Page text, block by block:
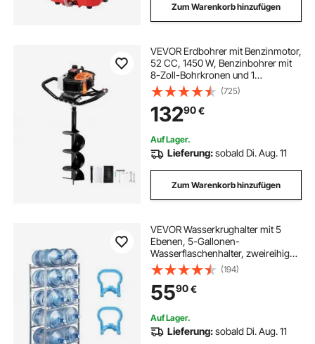
Zum Warenkorb hinzufügen
VEVOR Erdbohrer mit Benzinmotor,
52 CC, 1450 W, Benzinbohrer mit
8-Zoll-Bohrkronen und 1
Verlängerungsstange, Lochbohrer
für Pfostenzäune für Ackerland,
Gartenpflanzen, Orange+Schwarz
(725)
13290€
Auf Lager.
Lieferung:sobald Di. Aug. 11
Zum Warenkorb hinzufügen
VEVOR Wasserkrughalter mit 5
Ebenen, 5-Gallonen-
Wasserflaschenhalter, zweireihiges
Wasserflaschenregal für 10
Flaschen, robustes
Wasserkrugregal für Küche, Büro,
Wohnzimmer, Silbergrau
(194)
5590€
Auf Lager.
Lieferung:sobald Di. Aug. 11